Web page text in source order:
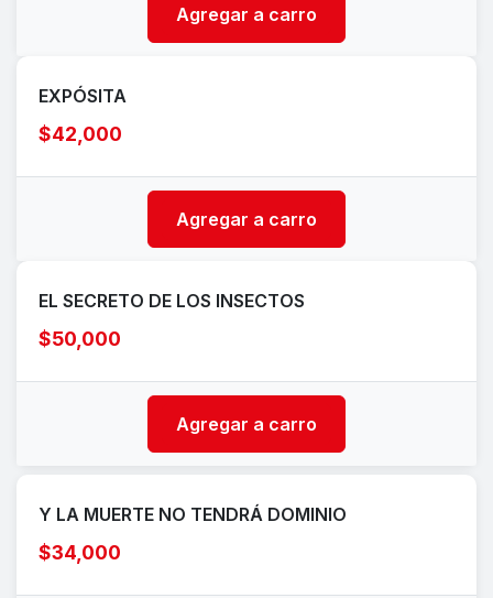
Agregar a carro
EXPÓSITA
$42,000
Agregar a carro
EL SECRETO DE LOS INSECTOS
$50,000
Agregar a carro
Y LA MUERTE NO TENDRÁ DOMINIO
$34,000